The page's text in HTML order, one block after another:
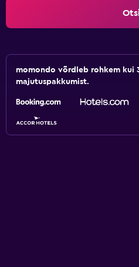
momondo võrdleb rohkem kui
majutuspakkumist.